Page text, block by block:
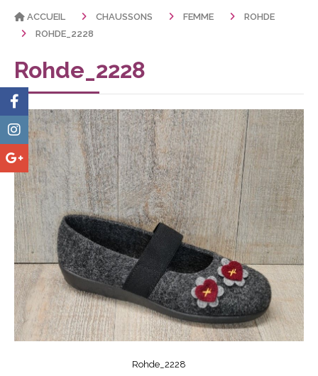
ACCUEIL CHAUSSONS FEMME
ROHDE
ROHDE_2228
Rohde_2228
Rohde_2228